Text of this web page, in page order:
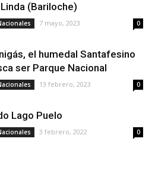
(Bariloche)
7 mayo, 2023 0
el humedal Santafesino
ser Parque Nacional
13 febrero, 2023 0
Lago Puelo
3 febrero, 2022 0